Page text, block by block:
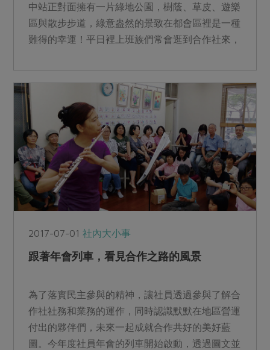
中站正對面擁有一片綠地公園，樹蔭、草皮、遊樂
區與散步步道，綠意盎然的景致在都會區裡是一種
難得的幸運！平日裡上班族們常會逛到合作社來，
2017-07-01社內大小事
跟著年會列車，看見合作之路的風景
為了落實民主參與的精神，讓社員透過參與了解合
作社社務和業務的運作，同時認識默默在地區營運
付出的夥伴們，未來一起成就合作共好的美好藍
圖。今年度社員年會的列車開始啟動，透過圖文並